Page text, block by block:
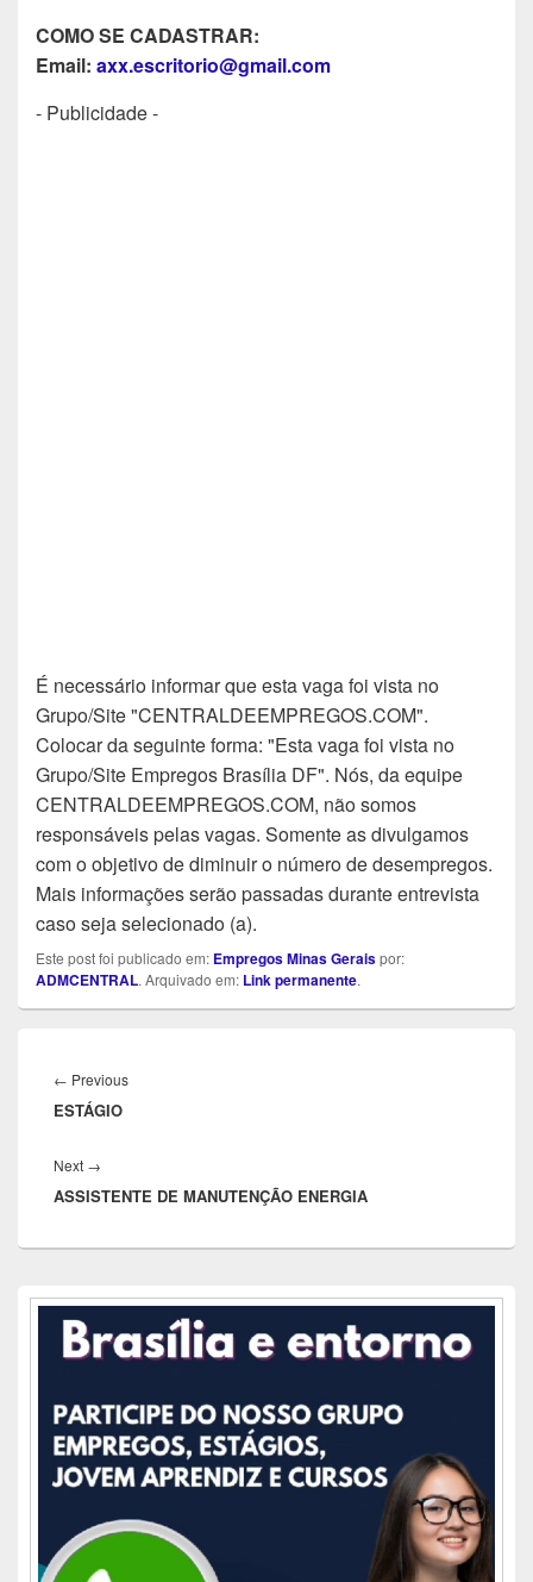
COMO SE CADASTRAR:
Email: axx.escritorio@gmail.com
- Publicidade -
É necessário informar que esta vaga foi vista no
Grupo/Site "CENTRALDEEMPREGOS.COM".
Colocar da seguinte forma: "Esta vaga foi vista no
Grupo/Site Empregos Brasília DF". Nós, da equipe
CENTRALDEEMPREGOS.COM, não somos
responsáveis pelas vagas. Somente as divulgamos
com o objetivo de diminuir o número de desempregos.
Mais informações serão passadas durante entrevista
caso seja selecionado (a).
Este post foi publicado em: Empregos Minas Geraispor:
ADMCENTRAL. Arquivado em: Link permanente.
de
Post
← PreviousPrevious
ESTÁGIO
Next →
post:
ASSISTENTE DE MANUTENÇÃO ENERGIA
Área